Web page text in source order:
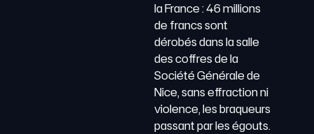
la France : 46 millions
de francs sont
dérobés dans la salle
des coffres de la
Société Générale de
Nice, sans effraction ni
violence, les braqueurs
passant par les égouts.